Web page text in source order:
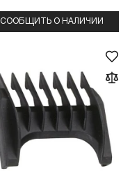
СООБЩИТЬ О НАЛИЧИИ